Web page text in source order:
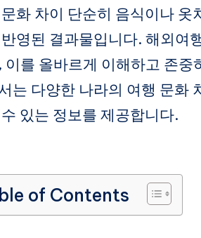
화 차이 단순히 음식이나 옷
영된 결과물입니다. 해외여
이를 올바르게 이해하고 존
는 다양한 나라의 여행 문화
있는 정보를 제공합니다.
of Contents